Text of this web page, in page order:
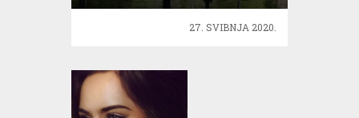
27. SVIBNJA 2020.